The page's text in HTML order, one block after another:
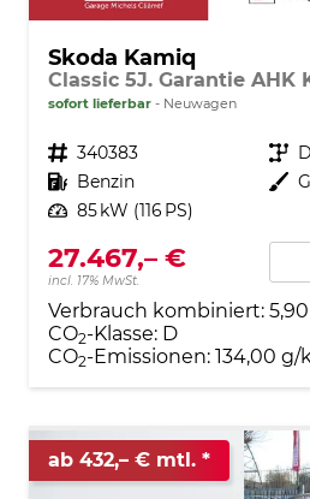
Skoda Kamiq
sofort lieferbar Neuwagen
Fahrzeugnr. 340383 Getriebe
Kraftstoff Benzin Außenfarbe
Leistung 85 kW (116 PS)
27.467,– €
incl. 17% MwSt.
Verbrauch kombiniert:
CO2-Klasse: D
CO2-Emissionen: 134,00 g/
ab 432,– € mtl.